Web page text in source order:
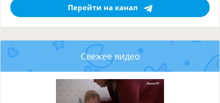
Перейти на канал
Свежее видео